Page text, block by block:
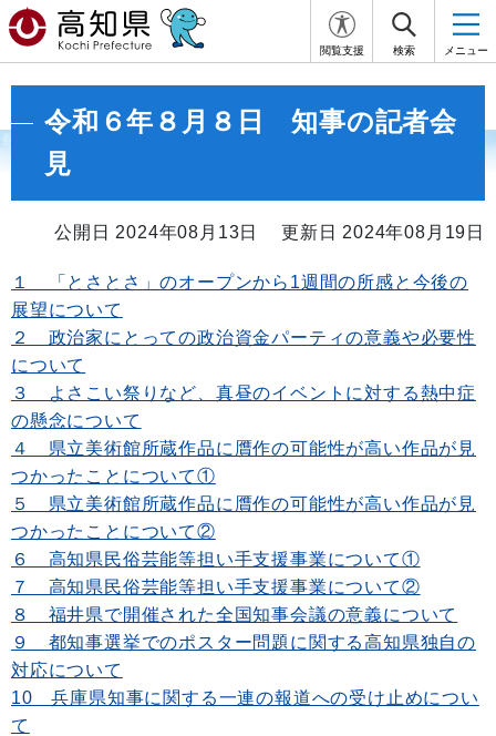
閲覧支援 検索 メニュー
令和６年８月８日 知事の記者会
見
公開日 2024年08月13日 更新日 2024年08月19日
１ 「とさとさ」のオープンから1週間の所感と今後の
展望について
２ 政治家にとっての政治資金パーティの意義や必要性
について
３ よさこい祭りなど、真昼のイベントに対する熱中症
の懸念について
４ 県立美術館所蔵作品に贋作の可能性が高い作品が見
つかったことについて①
５ 県立美術館所蔵作品に贋作の可能性が高い作品が見
つかったことについて②
６ 高知県民俗芸能等担い手支援事業について①
７ 高知県民俗芸能等担い手支援事業について②
８ 福井県で開催された全国知事会議の意義について
９ 都知事選挙でのポスター問題に関する高知県独自の
対応について
10 兵庫県知事に関する一連の報道への受け止めについ
て